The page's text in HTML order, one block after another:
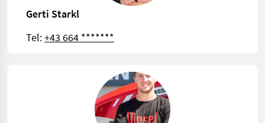
Gerti Starkl
Tel:+43 664 *******